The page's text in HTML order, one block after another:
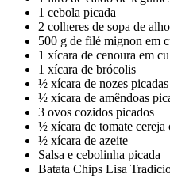
1 cebola picada
2 colheres de sopa de alho
500 g de filé mignon em
1 xícara de cenoura em
1 xícara de brócolis
½ xícara de nozes picadas
½ xícara de amêndoas
3 ovos cozidos picados
½ xícara de tomate cereja
½ xícara de azeite
Salsa e cebolinha picada
Batata Chips Lisa